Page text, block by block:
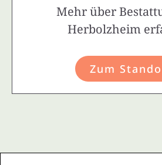
Mehr über
Herbolzheim
Zum